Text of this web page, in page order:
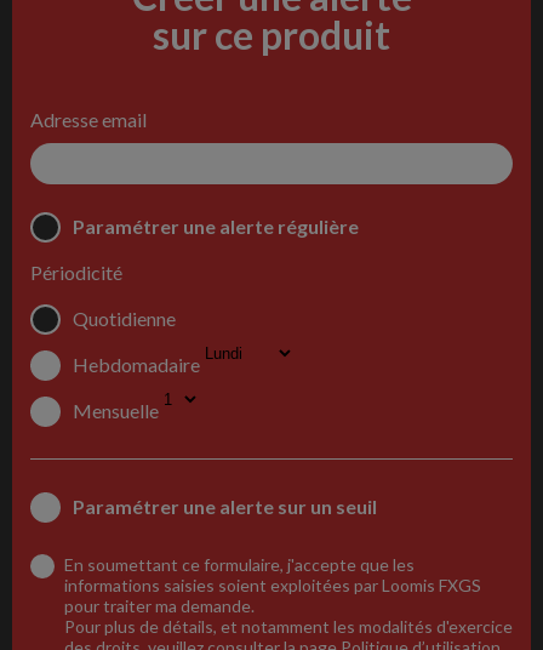
sur ce produit
Adresse email
Paramétrer une alerte régulière
Périodicité
Quotidienne
Hebdomadaire
Mensuelle
Paramétrer une alerte sur un seuil
En soumettant ce formulaire, j'accepte que les
informations saisies soient exploitées par Loomis FXGS
pour traiter ma demande.
Pour plus de détails, et notamment les modalités d'exercice